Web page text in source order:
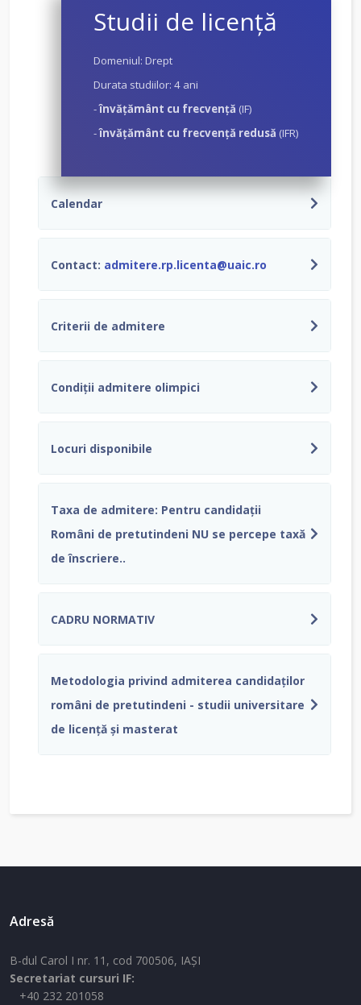
Studii de licenţă
Domeniul: Drept
Durata studiilor: 4 ani
-învăţământ cu frecvenţă (IF)
-învăţământ cu frecvenţă redusă (IFR)
Calendar
Contact: admitere.rp.licenta@uaic.ro
Criterii de admitere
Condiții admitere olimpici
Locuri disponibile
Taxa de admitere: Pentru candidații
Români de pretutindeni NU se percepe taxă
de înscriere..
CADRU NORMATIV
Metodologia privind admiterea candidaţilor
români de pretutindeni - studii universitare
de licenţă şi masterat
Adresă
B-dul Carol I nr. 11, cod 700506, IAŞI
Secretariat cursuri IF:
+40 232 201058